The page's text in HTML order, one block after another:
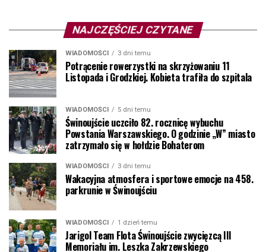
NAJCZĘŚCIEJ CZYTANE
WIADOMOŚCI 3 dni temu
Potrącenie rowerzystki na skrzyżowaniu 11
Listopada i Grodzkiej. Kobieta trafiła do szpitala
WIADOMOŚCI 5 dni temu
Świnoujście uczciło 82. rocznicę wybuchu
Powstania Warszawskiego. O godzinie „W” miasto
zatrzymało się w hołdzie Bohaterom
WIADOMOŚCI 3 dni temu
Wakacyjna atmosfera i sportowe emocje na 458.
parkrunie w Świnoujściu
WIADOMOŚCI 1 dzień temu
Jarigol Team Flota Świnoujście zwycięzcą III
Memoriału im. Leszka Zakrzewskiego